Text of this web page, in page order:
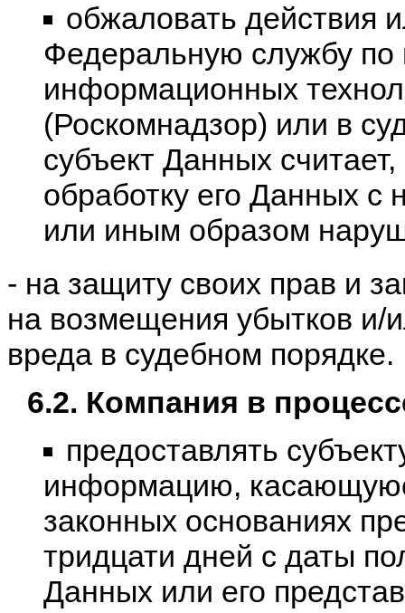
обжаловать действия
Федеральную службу по
информационных
(Роскомнадзор) или в
субъект Данных
обработку его Данных
или иным образом
- на защиту своих прав и
на возмещения убытков и/
вреда в судебном порядке.
6.2. Компания в
предоставлять
информацию,
законных основаниях
тридцати дней с даты
Данных или его